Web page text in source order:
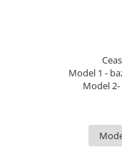
Model 1 -
Model